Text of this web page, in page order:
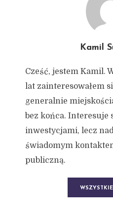
Kamil
Cześć, jestem Kamil.
lat zainteresowałem
generalnie
bez końca. Interesuje
inwestycjami, lecz
świadomym
publiczną.